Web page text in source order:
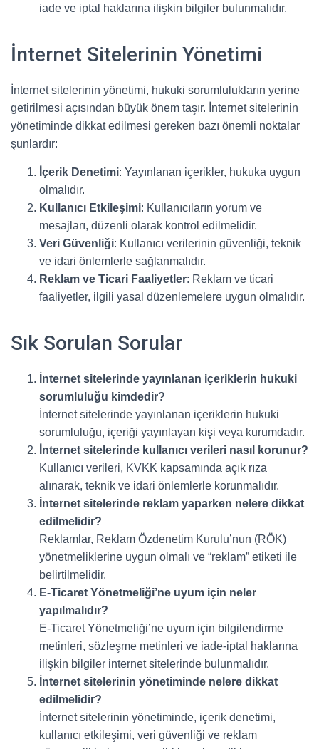
iade ve iptal haklarına ilişkin bilgiler bulunmalıdır.
İnternet Sitelerinin Yönetimi
İnternet sitelerinin yönetimi, hukuki sorumlulukların yerine
getirilmesi açısından büyük önem taşır. İnternet sitelerinin
yönetiminde dikkat edilmesi gereken bazı önemli noktalar
şunlardır:
İçerik Denetimi: Yayınlanan içerikler, hukuka uygun
olmalıdır.
Kullanıcı Etkileşimi: Kullanıcıların yorum ve
mesajları, düzenli olarak kontrol edilmelidir.
Veri Güvenliği: Kullanıcı verilerinin güvenliği, teknik
ve idari önlemlerle sağlanmalıdır.
Reklam ve Ticari Faaliyetler: Reklam ve ticari
faaliyetler, ilgili yasal düzenlemelere uygun olmalıdır.
Sık Sorulan Sorular
İnternet sitelerinde yayınlanan içeriklerin hukuki
sorumluluğu kimdedir?
İnternet sitelerinde yayınlanan içeriklerin hukuki
sorumluluğu, içeriği yayınlayan kişi veya kurumdadır.
İnternet sitelerinde kullanıcı verileri nasıl korunur?
Kullanıcı verileri, KVKK kapsamında açık rıza
alınarak, teknik ve idari önlemlerle korunmalıdır.
İnternet sitelerinde reklam yaparken nelere dikkat
edilmelidir?
Reklamlar, Reklam Özdenetim Kurulu’nun (RÖK)
yönetmeliklerine uygun olmalı ve “reklam” etiketi ile
belirtilmelidir.
E-Ticaret Yönetmeliği’ne uyum için neler
yapılmalıdır?
E-Ticaret Yönetmeliği’ne uyum için bilgilendirme
metinleri, sözleşme metinleri ve iade-iptal haklarına
ilişkin bilgiler internet sitelerinde bulunmalıdır.
İnternet sitelerinin yönetiminde nelere dikkat
edilmelidir?
İnternet sitelerinin yönetiminde, içerik denetimi,
kullanıcı etkileşimi, veri güvenliği ve reklam